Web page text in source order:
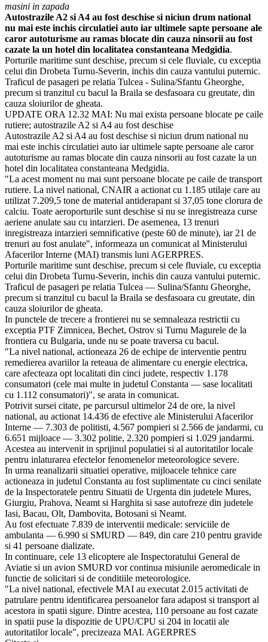
masini in zapada
Autostrazile A2 si A4 au fost deschise si niciun drum national
nu mai este inchis circulatiei auto iar ultimele sapte persoane ale
caror autoturisme au ramas blocate din cauza ninsorii au fost
cazate la un hotel din localitatea constanteana Medgidia.
Porturile maritime sunt deschise, precum si cele fluviale, cu exceptia
celui din Drobeta Turnu-Severin, inchis din cauza vantului puternic.
Traficul de pasageri pe relatia Tulcea - Sulina/Sfantu Gheorghe,
precum si tranzitul cu bacul la Braila se desfasoara cu greutate, din
cauza sloiurilor de gheata.
UPDATE ORA 12.32 MAI: Nu mai exista persoane blocate pe caile
rutiere; autostrazile A2 si A4 au fost deschise
Autostrazile A2 si A4 au fost deschise si niciun drum national nu
mai este inchis circulatiei auto iar ultimele sapte persoane ale caror
autoturisme au ramas blocate din cauza ninsorii au fost cazate la un
hotel din localitatea constanteana Medgidia.
"La acest moment nu mai sunt persoane blocate pe caile de transport
rutiere. La nivel national, CNAIR a actionat cu 1.185 utilaje care au
utilizat 7.209,5 tone de material antiderapant si 37,05 tone clorura de
calciu. Toate aeroporturile sunt deschise si nu se inregistreaza curse
aeriene anulate sau cu intarzieri. De asemenea, 13 trenuri
inregistreaza intarzieri semnificative (peste 60 de minute), iar 21 de
trenuri au fost anulate", informeaza un comunicat al Ministerului
Afacerilor Interne (MAI) transmis luni AGERPRES.
Porturile maritime sunt deschise, precum si cele fluviale, cu exceptia
celui din Drobeta Turnu-Severin, inchis din cauza vantului puternic.
Traficul de pasageri pe relatia Tulcea — Sulina/Sfantu Gheorghe,
precum si tranzitul cu bacul la Braila se desfasoara cu greutate, din
cauza sloiurilor de gheata.
In punctele de trecere a frontierei nu se semnaleaza restrictii cu
exceptia PTF Zimnicea, Bechet, Ostrov si Turnu Magurele de la
frontiera cu Bulgaria, unde nu se poate traversa cu bacul.
"La nivel national, actioneaza 26 de echipe de interventie pentru
remedierea avariilor la reteaua de alimentare cu energie electrica,
care afecteaza opt localitati din cinci judete, respectiv 1.178
consumatori (cele mai multe in judetul Constanta — sase localitati
cu 1.112 consumatori)", se arata in comunicat.
Potrivit sursei citate, pe parcursul ultimelor 24 de ore, la nivel
national, au actionat 14.436 de efective ale Ministerului Afacerilor
Interne — 7.303 de politisti, 4.567 pompieri si 2.566 de jandarmi, cu
6.651 mijloace — 3.302 politie, 2.320 pompieri si 1.029 jandarmi.
Acestea au intervenit in sprijinul populatiei si al autoritatilor locale
pentru inlaturarea efectelor fenomenelor meteorologice severe.
In urma reanalizarii situatiei operative, mijloacele tehnice care
actioneaza in judetul Constanta au fost suplimentate cu cinci senilate
de la Inspectoratele pentru Situatii de Urgenta din judetele Mures,
Giurgiu, Prahova, Neamt si Harghita si sase autofreze din judetele
Iasi, Bacau, Olt, Dambovita, Botosani si Neamt.
Au fost efectuate 7.839 de interventii medicale: serviciile de
ambulanta — 6.990 si SMURD — 849, din care 210 pentru gravide
si 41 persoane dializate.
In continuare, cele 13 elicoptere ale Inspectoratului General de
Aviatie si un avion SMURD vor continua misiunile aeromedicale in
functie de solicitari si de conditiile meteorologice.
"La nivel national, efectivele MAI au executat 2.015 activitati de
patrulare pentru identificarea persoanelor fara adapost si transport al
acestora in spatii sigure. Dintre acestea, 110 persoane au fost cazate
in spatii puse la dispozitie de UPU/CPU si 204 in locatii ale
autoritatilor locale", precizeaza MAI. AGERPRES